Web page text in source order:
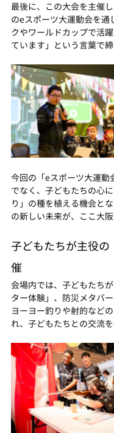
最後に、この大会を主催
のeスポーツ大運動会を通
クやワールドカップで活
ています」という言葉で締
今回の「eスポーツ大運動
でなく、子どもたちの心
り」の種を植える機会と
の新しい未来が、ここ大
子どもたちが主役
催
会場内では、子どもたち
ター体験」、防災メタバ
ヨーヨー釣りや射的など
れ、子どもたちとの交流を